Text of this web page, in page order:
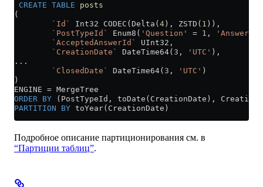
CREATE TABLE posts
(
        `Id`
Int32 CODEC(Delta( 4 ), ZSTD( 1 )),
        `PostTypeId`
Enum8( 'Question' = 1 , 'Answer'
        `AcceptedAnswerId`
UInt32,
        `CreationDate`
DateTime64( 3 , 'UTC' ),
...
        `ClosedDate`
DateTime64( 3 , 'UTC' )
)
ENGINE = MergeTree
ORDER BY (PostTypeId, toDate(CreationDate),
PARTITION BY toYear(CreationDate)
Подробное описание партиционирования см. в
“Партиции таблиц”.